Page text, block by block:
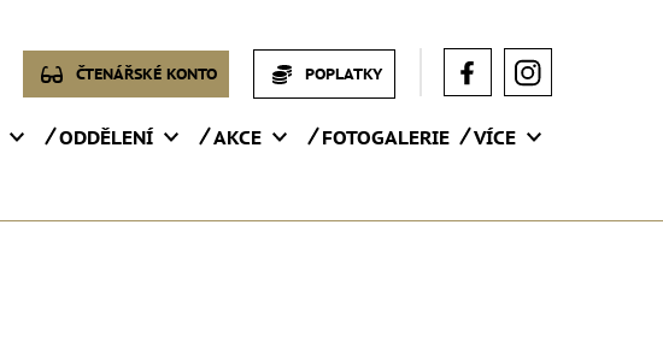
ČTENÁŘSKÉ KONTO POPLATKY
ODDĚLENÍ AKCE FOTOGALERIE VÍCE